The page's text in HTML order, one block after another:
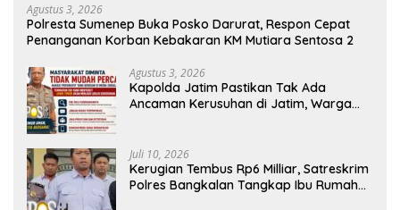
Agustus 3, 2026
Polresta Sumenep Buka Posko Darurat, Respon Cepat
Penanganan Korban Kebakaran KM Mutiara Sentosa 2
Agustus 3, 2026
Kapolda Jatim Pastikan Tak Ada
Ancaman Kerusuhan di Jatim, Warga
Juli 10, 2026
Kerugian Tembus Rp6 Milliar, Satreskrim
Polres Bangkalan Tangkap Ibu Rumah